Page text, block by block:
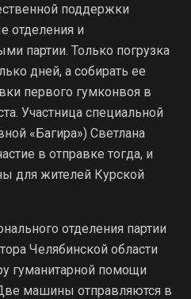
поддержки
отделения и
партии. Только погрузка
дней, а собирать ее
первого гумконвоя в
Участница специальной
«Багира») Светлана
в отправке тогда, и
для жителей Курской
отделения партии
Челябинской области
гуманитарной помощи
машины отправляются в